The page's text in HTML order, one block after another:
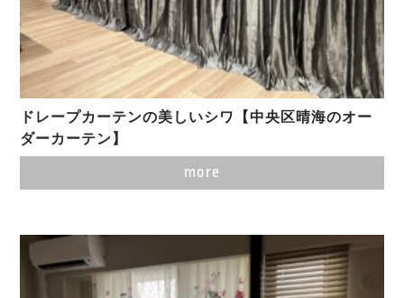
ドレープカーテンの美しいシワ【中央区晴海のオー
ダーカーテン】
more